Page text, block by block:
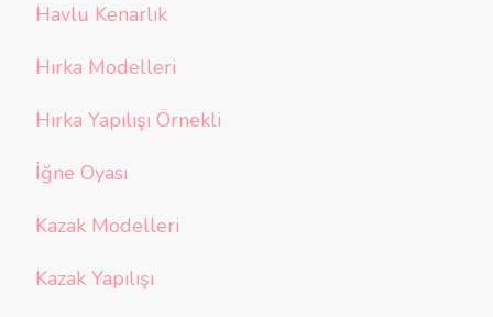
Havlu Kenarlık
Hırka Modelleri
Hırka Yapılışı Örnekli
İğne Oyası
Kazak Modelleri
Kazak Yapılışı